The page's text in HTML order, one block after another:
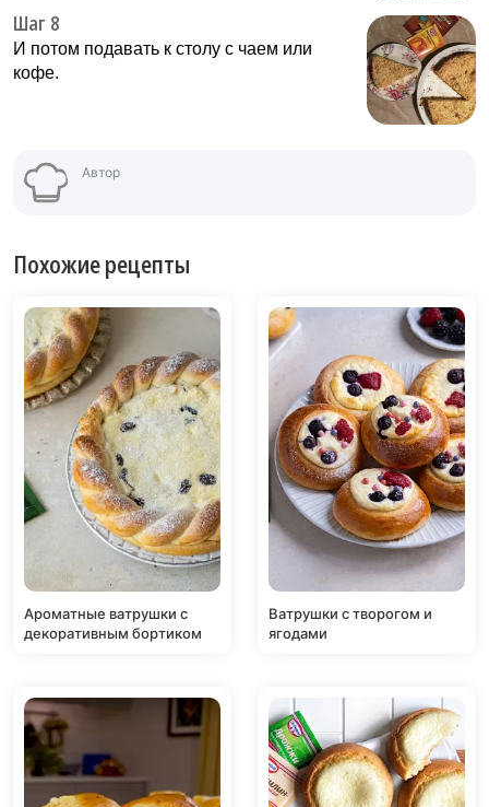
Шаг 8
И потом подавать к столу с чаем или
кофе.
Автор
Похожие рецепты
Ароматные ватрушки с
декоративным бортиком
Ватрушки с творогом и
ягодами